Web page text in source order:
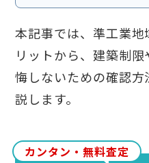
本記事では、準工業
リットから、建築制
悔しないための確認
説します。
カンタン・無料査定